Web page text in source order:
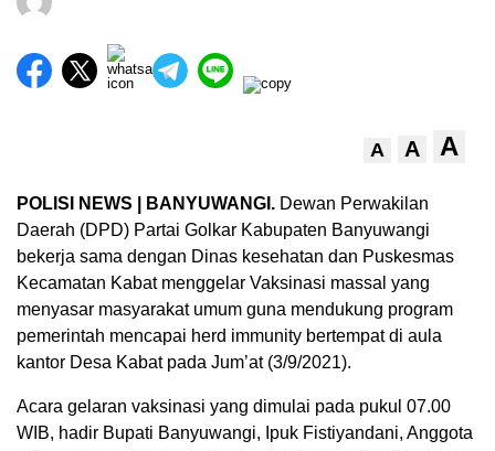
A A A
POLISI NEWS | BANYUWANGI. Dewan Perwakilan
Daerah (DPD) Partai Golkar Kabupaten Banyuwangi
bekerja sama dengan Dinas kesehatan dan Puskesmas
Kecamatan Kabat menggelar Vaksinasi massal yang
menyasar masyarakat umum guna mendukung program
pemerintah mencapai herd immunity bertempat di aula
kantor Desa Kabat pada Jum’at (3/9/2021).
Acara gelaran vaksinasi yang dimulai pada pukul 07.00
WIB, hadir Bupati Banyuwangi, Ipuk Fistiyandani, Anggota